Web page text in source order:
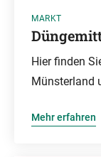
MARKT
Hier finden
Münsterland
Mehr erfahren